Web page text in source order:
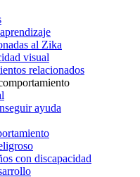
al Zika
visual
relacionados
ayuda
con discapacidad